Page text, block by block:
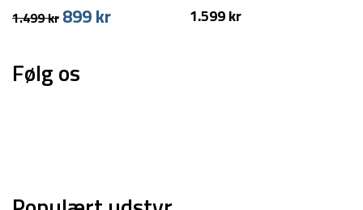
42,5 tilbage)
1.499kr Den
var:
1.499 kr.
899krDen
WP – Brindle
1.599kr
Følg os